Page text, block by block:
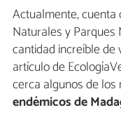
Actualmente, cuenta
Naturales y Parques
cantidad increíble de
artículo de
cerca algunos de
endémicos de